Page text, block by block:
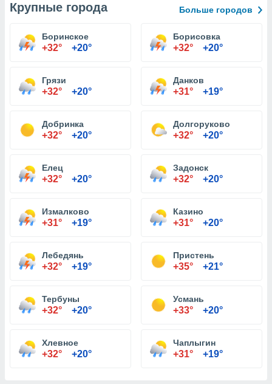
Крупные города Больше городов
Боринское
+32° +20°
Борисовка
+32° +20°
Грязи
+32° +20°
Данков
+31° +19°
Добринка
+32° +20°
Долгоруково
+32° +20°
Елец
+32° +20°
Задонск
+32° +20°
Измалково
+31° +19°
Казино
+31° +20°
Лебедянь
+32° +19°
Пристень
+35° +21°
Тербуны
+32° +20°
Усмань
+33° +20°
Хлевное
+32° +20°
Чаплыгин
+31° +19°